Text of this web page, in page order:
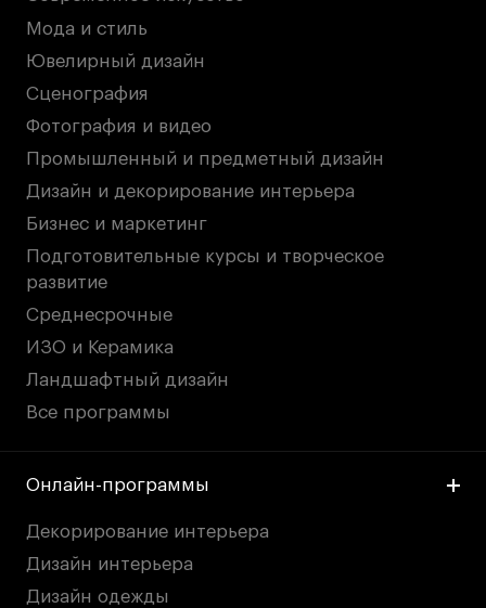
Мода и стиль
Ювелирный дизайн
Сценография
Фотография и видео
Промышленный и предметный дизайн
Дизайн и декорирование интерьера
Бизнес и маркетинг
Подготовительные курсы и творческое
развитие
Среднесрочные
ИЗО и Керамика
Ландшафтный дизайн
Все программы
Онлайн-программы
Декорирование интерьера
Дизайн интерьера
Дизайн одежды